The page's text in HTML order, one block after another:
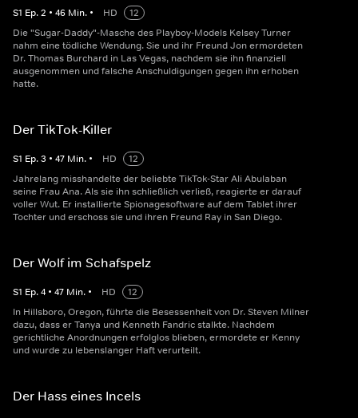
S1 Ep.2 • 46 Min. • HD
12
Die "Sugar-Daddy"-Masche des Playboy-Models Kelsey Turner
nahm eine tödliche Wendung. Sie und ihr Freund Jon ermordeten
Dr. Thomas Burchard in Las Vegas, nachdem sie ihn finanziell
ausgenommen und falsche Anschuldigungen gegen ihn erhoben
hatte.
Der TikTok-Killer
S1 Ep.3 • 47 Min. • HD
12
Jahrelang misshandelte der beliebte TikTok-Star Ali Abulaban
seine Frau Ana. Als sie ihn schließlich verließ, reagierte er darauf
voller Wut. Er installierte Spionagesoftware auf dem Tablet ihrer
Tochter und erschoss sie und ihren Freund Ray in San Diego.
Der Wolf im Schafspelz
S1 Ep.4 • 47 Min. • HD
12
In Hillsboro, Oregon, führte die Besessenheit von Dr. Steven Milner
dazu, dass er Tanya und Kenneth Fandric stalkte. Nachdem
gerichtliche Anordnungen erfolglos blieben, ermordete er Kenny
und wurde zu lebenslanger Haft verurteilt.
Der Hass eines Incels